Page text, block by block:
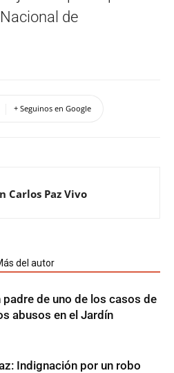
de
+ Seguinos en Google
Carlos Paz Vivo
del autor
padre de uno de los casos de
abusos en el Jardín
Indignación por un robo